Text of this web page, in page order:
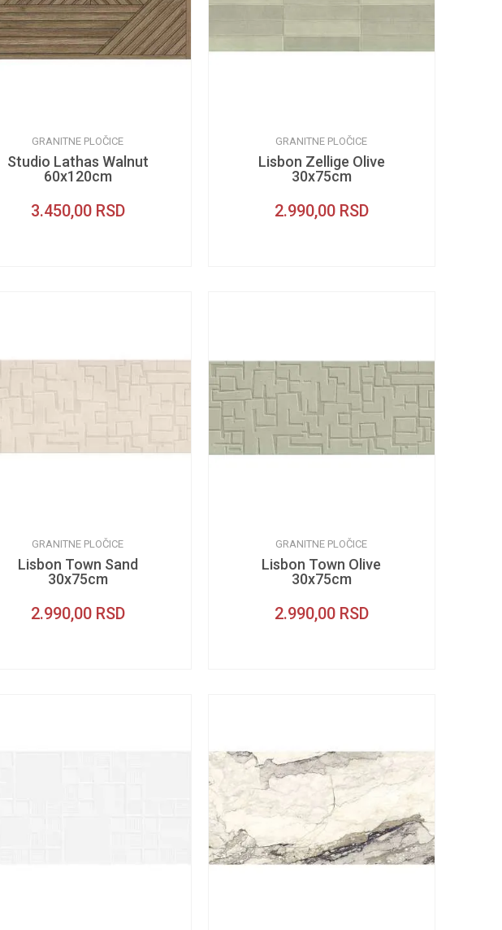
GRANITNE PLOČICE
Studio Lathas Walnut
60x120cm
3.450,00 RSD
GRANITNE PLOČICE
Lisbon Zellige Olive
30x75cm
2.990,00 RSD
GRANITNE PLOČICE
Lisbon Town Sand
30x75cm
2.990,00 RSD
GRANITNE PLOČICE
Lisbon Town Olive
30x75cm
2.990,00 RSD